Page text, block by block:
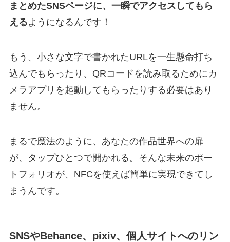
まとめたSNSページに、一瞬でアクセスしてもら
えるようになるんです！
もう、小さな文字で書かれたURLを一生懸命打ち
込んでもらったり、QRコードを読み取るためにカ
メラアプリを起動してもらったりする必要はあり
ません。
まるで魔法のように、あなたの作品世界への扉
が、タップひとつで開かれる。そんな未来のポー
トフォリオが、NFCを使えば簡単に実現できてし
まうんです。
SNSやBehance、pixiv、個人サイトへのリン